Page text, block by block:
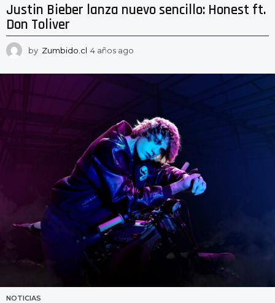
Justin Bieber lanza nuevo sencillo: Honest ft.
Don Toliver
by Zumbido.cl 4 años ago
ñ
g
o
NOTICIAS